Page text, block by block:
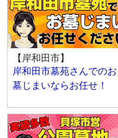
【岸和田市】
岸和田市墓苑さんでのお
墓じまいならお任せ！